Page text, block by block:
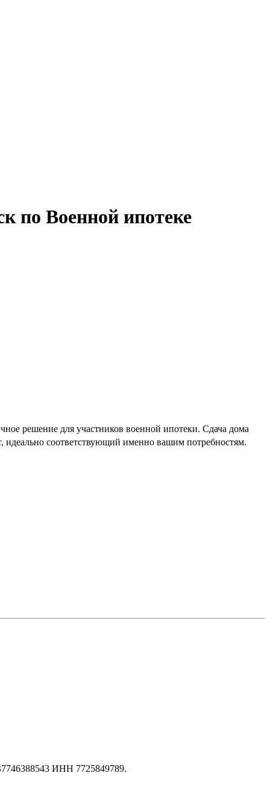
по Военной ипотеке
решение для участников военной ипотеки. Сдача дома
идеально соответствующий именно вашим потребностям.
ИНН 7725849789.